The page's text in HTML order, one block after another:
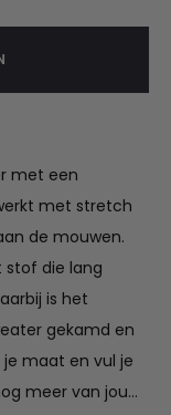
met een
met stretch
de mouwen.
stof die lang
is het
gekamd en
je maat en vul je
meer van jou…